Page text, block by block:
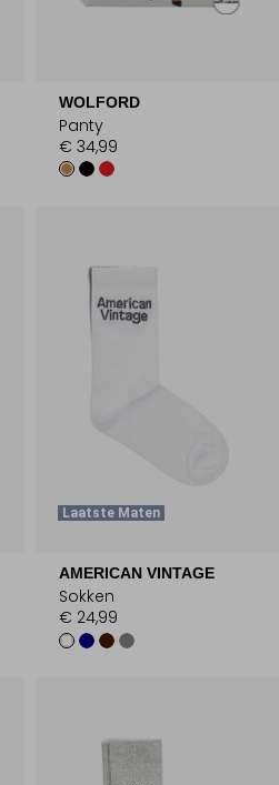
WOLFORD
Panty
€ 34,99
Laatste Maten
AMERICAN VINTAGE
Sokken
€ 24,99